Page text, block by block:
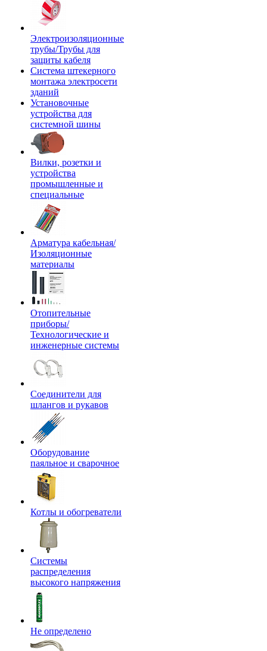
Электроизоляционные
трубы/Трубы для
защиты кабеля
Система штекерного
монтажа электросети
зданий
Установочные
устройства для
системной шины
Вилки, розетки и
устройства
промышленные и
специальные
Арматура кабельная/
Изоляционные
материалы
Отопительные
приборы/
Технологические и
инженерные системы
Соединители для
шлангов и рукавов
Оборудование
паяльное и сварочное
Котлы и обогреватели
Системы
распределения
высокого напряжения
Не определено